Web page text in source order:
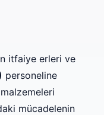
itfaiye erleri ve
personeline
mücadelenin